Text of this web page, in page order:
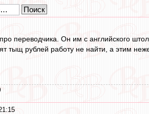
переводчика. Он им с английского
тыщ рублей работу не найти, а этим